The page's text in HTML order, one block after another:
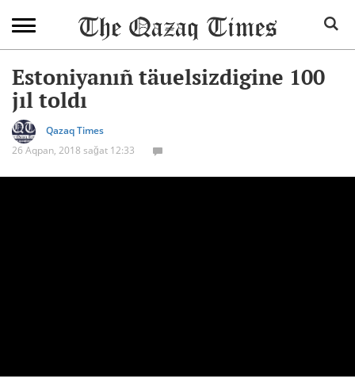
Estoniyanıñ täuelsizdigine 100
jıl toldı
Qazaq Times
26 Aqpan, 2018 sağat 12:33